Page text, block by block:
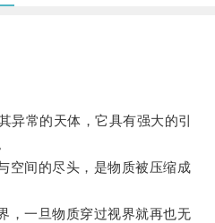
常的天体，它具有强大的引
间的尽头，是物质被压缩成
一旦物质穿过视界就再也无